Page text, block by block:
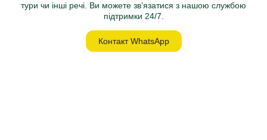
тури чи інші речі. Ви можете зв’язатися з нашою службою
підтримки 24/7.
Контакт WhatsApp